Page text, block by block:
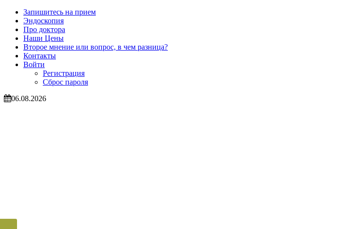
Запишитесь на прием
Эндоскопия
Про доктора
Наши Цены
Второе мнение или вопрос, в чем разница?
Контакты
Войти
Регистрация
Сброс пароля
06.08.2026